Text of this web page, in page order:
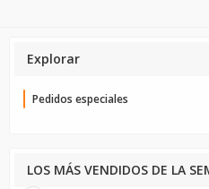
Explorar
Pedidos especiales
LOS MÁS VENDIDOS DE LA